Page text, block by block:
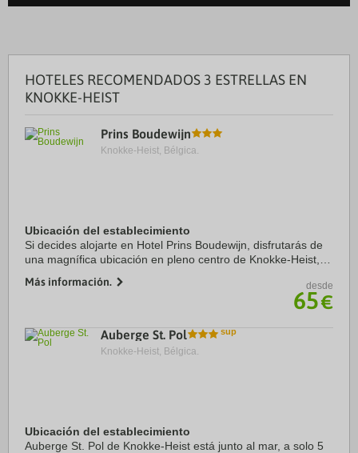
HOTELES RECOMENDADOS 3 ESTRELLAS EN
KNOKKE-HEIST
Prins Boudewijn
Knokke-Heist, Bélgica.
Ubicación del establecimiento
Si decides alojarte en Hotel Prins Boudewijn, disfrutarás de
una magnífica ubicación en pleno centro de Knokke-Heist, a
Beverly Screens. Además, este ...
Más información. desde
65€
Auberge St. Pol
Knokke-Heist, Bélgica.
Ubicación del establecimiento
Auberge St. Pol de Knokke-Heist está junto al mar, a solo 5